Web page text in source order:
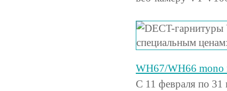
WH67/WH66 mono
С 11 февраля по 31